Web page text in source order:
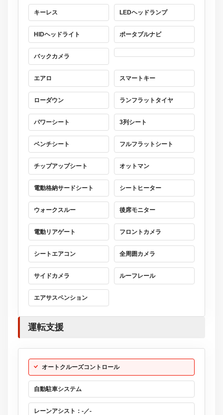
キーレス LEDヘッドランプ
HIDヘッドライト ポータブルナビ
バックカメラ
エアロ スマートキー
ローダウン ランフラットタイヤ
パワーシート 3列シート
ベンチシート フルフラットシート
チップアップシート オットマン
電動格納サードシート シートヒーター
ウォークスルー 後席モニター
電動リアゲート フロントカメラ
シートエアコン 全周囲カメラ
サイドカメラ ルーフレール
エアサスペンション
運転支援
オートクルーズコントロール
自動駐車システム
レーンアシスト：-／-